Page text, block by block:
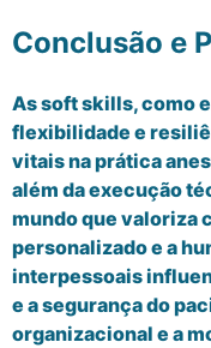
Conclusão e
As soft skills, como
flexibilidade e
vitais na prática
além da execução
mundo que valoriza
personalizado e a
interpessoais
e a segurança do
organizacional e a